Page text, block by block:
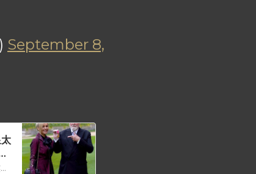
September 8,
クイーンのロジャー・テイラーはウィンザー城でチャールズ皇太子からOBE（大英帝国勲章4等勲爵士／オフィサー）を授与されました。ロジャーは「とても素晴らしい友人の一人」に敬意を表し、この名誉をフー・ファイターズのテイラー・ホーキンスに捧げると述べています